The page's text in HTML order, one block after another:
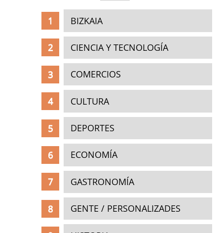
BIZKAIA
CIENCIA Y TECNOLOGÍA
COMERCIOS
CULTURA
DEPORTES
ECONOMÍA
GASTRONOMÍA
GENTE / PERSONALIZADES